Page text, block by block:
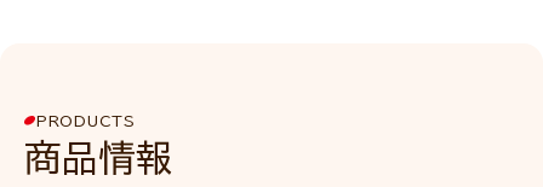
PRODUCTS
商品情報